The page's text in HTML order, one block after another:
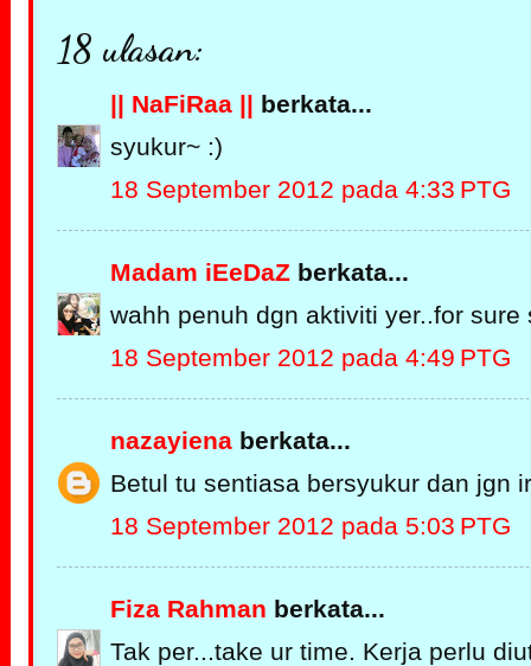
18 ulasan:
|| NaFiRaa || berkata...
syukur~ :)
18 September 2012 pada 4:33 PTG
Madam iEeDaZ berkata...
wahh penuh dgn aktiviti yer..for sure
18 September 2012 pada 4:49 PTG
nazayiena berkata...
Betul tu sentiasa bersyukur dan jgn
18 September 2012 pada 5:03 PTG
Fiza Rahman berkata...
Tak per...take ur time. Kerja perlu